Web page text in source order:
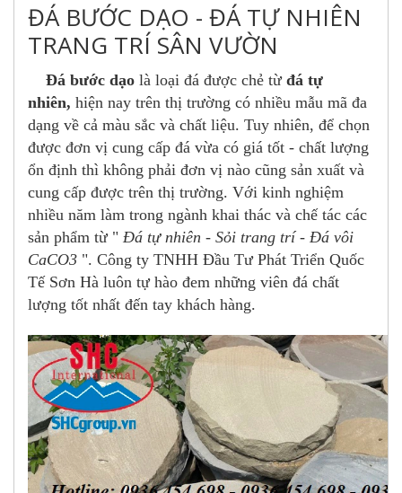
ĐÁ BƯỚC DẠO - ĐÁ TỰ NHIÊN
TRANG TRÍ SÂN VƯỜN
Đá bước dạo là loại đá được chẻ từđá tự
nhiên, hiện nay trên thị trường có nhiều mẫu mã đa
dạng về cả màu sắc và chất liệu. Tuy nhiên, để chọn
được đơn vị cung cấp đá vừa có giá tốt - chất lượng
ổn định thì không phải đơn vị nào cũng sản xuất và
cung cấp được trên thị trường. Với kinh nghiệm
nhiều năm làm trong ngành khai thác và chế tác các
sản phẩm từ " Đá tự nhiên - Sỏi trang trí - Đá vôi
CaCO3 ". Công ty TNHH Đầu Tư Phát Triển Quốc
Tế Sơn Hà luôn tự hào đem những viên đá chất
lượng tốt nhất đến tay khách hàng.